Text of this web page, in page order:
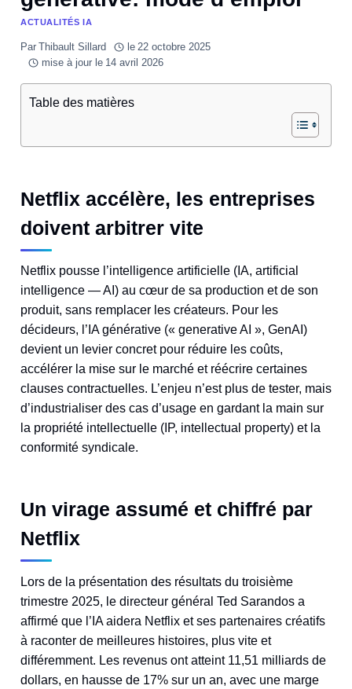
ACTUALITÉS IA
Par Thibault Sillard le 22 octobre 2025
mise à jour le 14 avril 2026
Table des matières
Netflix accélère, les entreprises
doivent arbitrer vite
Netflix pousse l’intelligence artificielle (IA, artificial
intelligence — AI) au cœur de sa production et de son
produit, sans remplacer les créateurs. Pour les
décideurs, l’IA générative (« generative AI », GenAI)
devient un levier concret pour réduire les coûts,
accélérer la mise sur le marché et réécrire certaines
clauses contractuelles. L’enjeu n’est plus de tester, mais
d’industrialiser des cas d’usage en gardant la main sur
la propriété intellectuelle (IP, intellectual property) et la
conformité syndicale.
Un virage assumé et chiffré par
Netflix
Lors de la présentation des résultats du troisième
trimestre 2025, le directeur général Ted Sarandos a
affirmé que l’IA aidera Netflix et ses partenaires créatifs
à raconter de meilleures histoires, plus vite et
différemment. Les revenus ont atteint 11,51 milliards de
dollars, en hausse de 17% sur un an, avec une marge